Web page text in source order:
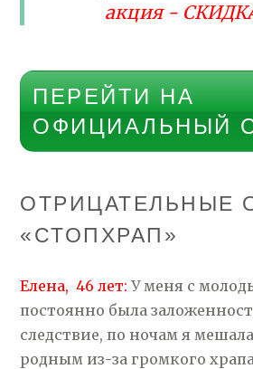
акция -
ПЕРЕЙТИ НА
ОФИЦИАЛЬНЫЙ
ОТРИЦАТЕЛЬНЫЕ
«СТОПХРАП»
Елена, 46 лет: У меня с
постоянно была
следствие, по ночам я
родным из-за громкого